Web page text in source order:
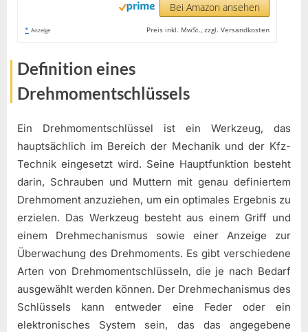
Bei Amazon ansehen
* Anzeige Preis inkl. MwSt., zzgl. Versandkosten
Definition eines
Drehmomentschlüssels
Ein Drehmomentschlüssel ist ein Werkzeug, das
hauptsächlich im Bereich der Mechanik und der Kfz-
Technik eingesetzt wird. Seine Hauptfunktion besteht
darin, Schrauben und Muttern mit genau definiertem
Drehmoment anzuziehen, um ein optimales Ergebnis zu
erzielen. Das Werkzeug besteht aus einem Griff und
einem Drehmechanismus sowie einer Anzeige zur
Überwachung des Drehmoments. Es gibt verschiedene
Arten von Drehmomentschlüsseln, die je nach Bedarf
ausgewählt werden können. Der Drehmechanismus des
Schlüssels kann entweder eine Feder oder ein
elektronisches System sein, das das angegebene